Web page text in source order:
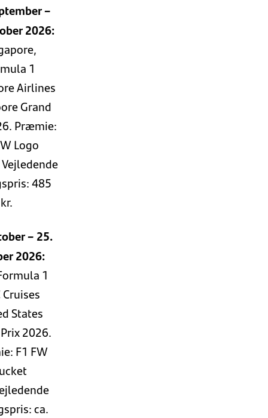
–
2026:
1
Airlines
Grand
Præmie:
Logo
485
kr.
– 25.
2026:
1
Cruises
States
2026.
F1 FW
ca.